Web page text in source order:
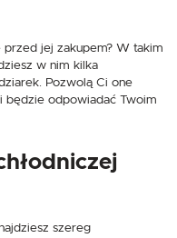
jej zakupem? W takim
w nim kilka
Pozwolą Ci one
będzie odpowiadać Twoim
szereg